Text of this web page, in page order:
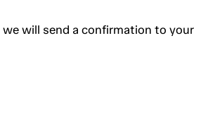
we will send a confirmation to your